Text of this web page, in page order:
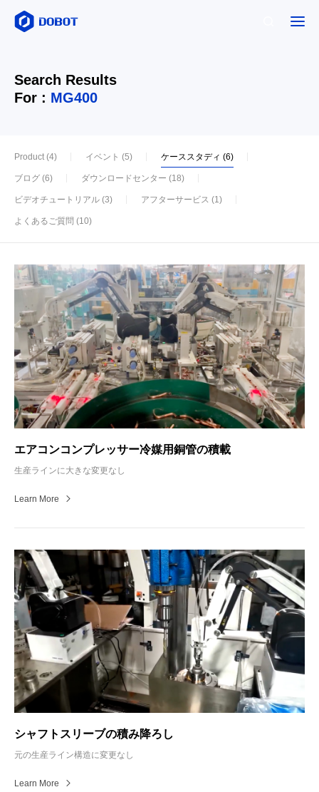
Search Results
For : MG400
Product (4) イベント (5) ケーススタディ (6)
ブログ (6) ダウンロードセンター (18)
ビデオチュートリアル (3) アフターサービス (1)
よくあるご質問 (10)
エアコンコンプレッサー冷媒用銅管の積載
生産ラインに大きな変更なし
Learn More
シャフトスリーブの積み降ろし
元の生産ライン構造に変更なし
Learn More